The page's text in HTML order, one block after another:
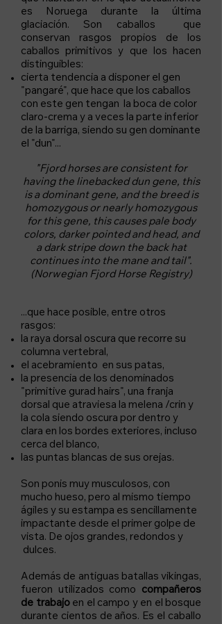
es Noruega durante la última
glaciación. Son caballos que
conservan rasgos propios de los
caballos primitivos y que los hacen
distinguibles:
cierta tendencia a disponer el gen
"pangaré", que hace que los caballos
con este gen tengan la boca de color
claro-crema y a veces la parte inferior
de la barriga, siendo su gen dominante
el "dun"...
"Fjord horses are consistent for
having the linebacked dun gene, this
is a dominant gene, and the breed is
homozygous or nearly homozygous
for this gene, this causes pale body
colors, darker pointed and head, and
a dark stripe down the back hat
continues into the mane and tail".
(Norwegian Fjord Horse Registry)
...que hace posible, entre otros
rasgos:
la raya dorsal oscura que recorre su
columna vertebral,
el acebramiento en sus patas,
la presencia de los denominados
"primitive gurad hairs", una franja
dorsal que atraviesa la melena /crin y
la cola siendo oscura por dentro y
clara en los bordes exteriores, incluso
cerca del blanco,
las puntas blancas de sus orejas.
Son ponis muy musculosos, con
mucho hueso, pero al mismo tiempo
ágiles y su estampa es sencillamente
impactante desde el primer golpe de
vista. De ojos grandes, redondos y
dulces.
Además de antiguas batallas vikingas,
fueron utilizados como compañeros
de trabajoen el campo y en el bosque
durante cientos de años. Es el caballo